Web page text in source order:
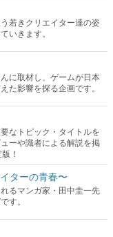
若きクリエイター達の姿
いきます。
に取材し、ゲームが日本
た影響を探る企画です。
なトピック・タイトルを
ーや識者による解説を掲
！
ターの青春〜
るマンガ家・田中圭一先
す。